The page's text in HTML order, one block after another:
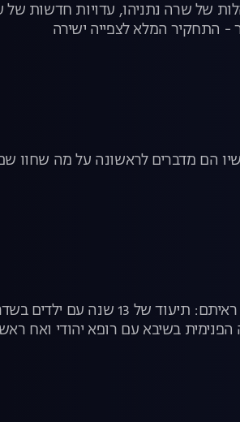
של שרה נתניהו, עדויות חדשות של
התחקיר המלא לצפייה ישירה
הם מדברים לראשונה על מה שחוו
המקור בתוכנית מיוחדת עם שלושה סיפורים על מבצע "שומר החומות" כמו שלא ראיתם: תיעוד של
בשיבא עם רופא יהודי ואח